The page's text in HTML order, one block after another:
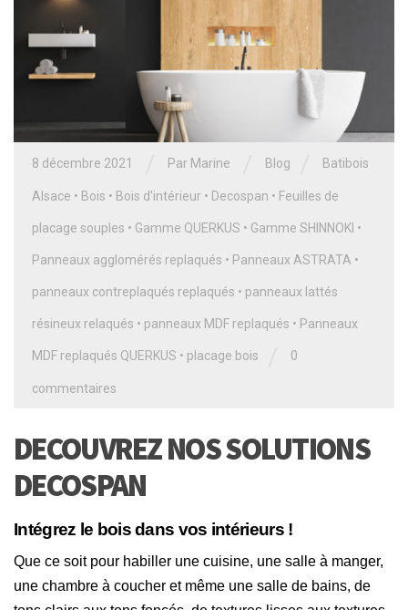
8 décembre 2021 Par Marine Blog Batibois
Alsace • Bois • Bois d'intérieur • Decospan • Feuilles de
placage souples • Gamme QUERKUS • Gamme SHINNOKI •
Panneaux agglomérés replaqués • Panneaux ASTRATA •
panneaux contreplaqués replaqués • panneaux lattés
résineux relaqués • panneaux MDF replaqués • Panneaux
MDF replaqués QUERKUS • placage bois 0
commentaires
DECOUVREZ NOS SOLUTIONS
DECOSPAN
Intégrez le bois dans vos intérieurs !
Que ce soit pour habiller une cuisine, une salle à manger,
une chambre à coucher et même une salle de bains, de